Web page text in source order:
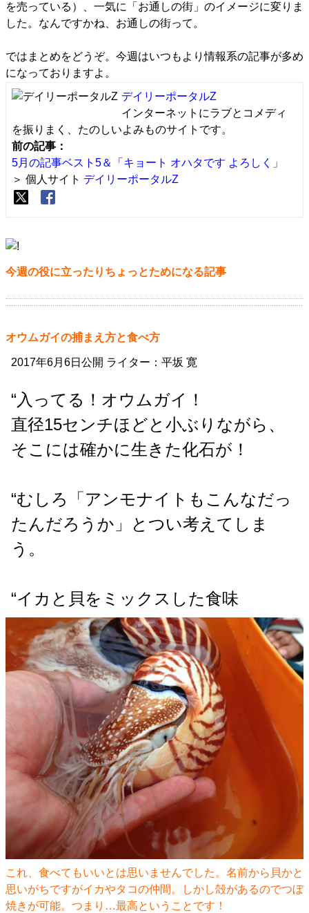
を売っている）、一気に「お通しの街」のイメージに変りま
した。なんですかね、お通しの街って。
ではまとめをどうぞ。今週はいつもより情報系の記事が多め
になっておりますよ。
デイリーポータルZ
インターネットにラブとコメディ
を振りまく、たのしいよみものサイトです。
前の記事：
5月の記事ベスト5＆「キョート オハタです よろしく」
＞ 個人サイト デイリーポータルZ
今週の役に立ったりちょっとためになる記事
オウムガイの捕まえ方と食べ方
2017年6月6日公開 ライター：平坂 寛
“入ってる！オウムガイ！
直径15センチほどと小ぶりながら、
そこには確かに生きた化石が！
“むしろ「アンモナイトもこんなだっ
たんだろうか」とつい考えてしま
う。
“イカと貝をミックスした食味
これ、食べてもいいとは思いませんでした。名前から貝かと
思いがちですがイカやタコの仲間。しかし殻があるのでつぼ
焼きが可能。つまり…最高ということです！